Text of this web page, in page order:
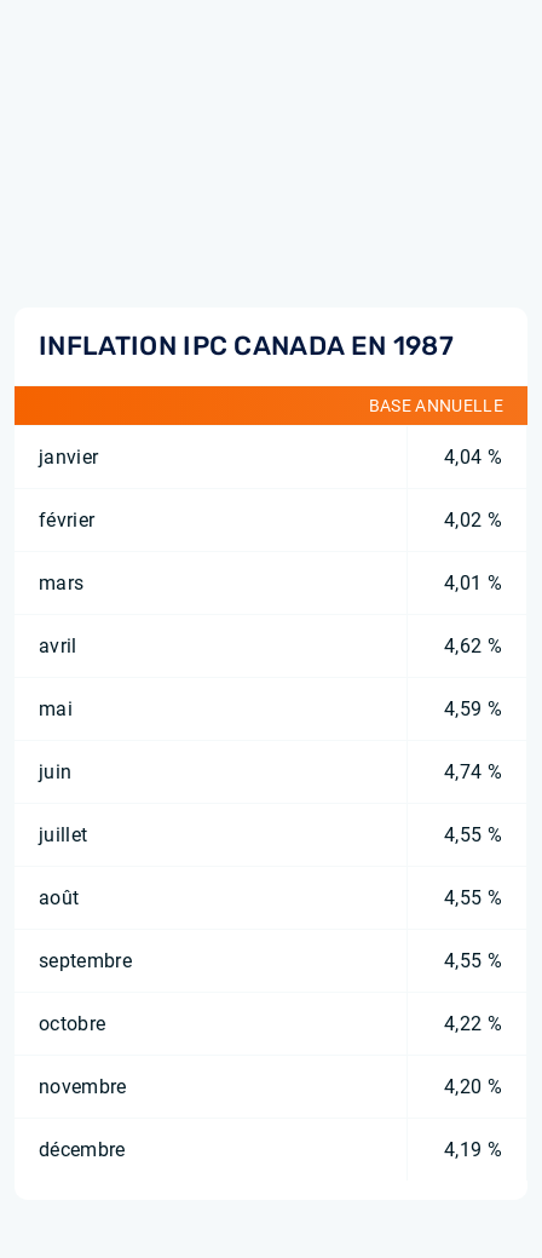
INFLATION IPC CANADA EN 1987
BASE ANNUELLE
janvier 4,04 %
février 4,02 %
mars 4,01 %
avril 4,62 %
mai 4,59 %
juin 4,74 %
juillet 4,55 %
août 4,55 %
septembre 4,55 %
octobre 4,22 %
novembre 4,20 %
décembre 4,19 %